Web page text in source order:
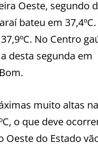
Oeste, segundo
bateu em 37,4ºC.
No Centro
desta segunda em
muito altas na
o que deve
Oeste do Estado